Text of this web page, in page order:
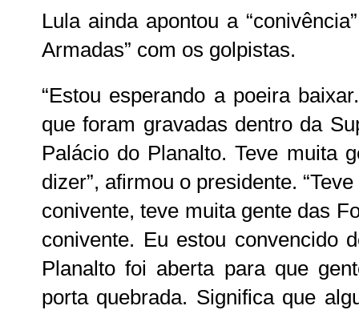
Lula ainda apontou a
Armadas” com os golpistas.
“Estou esperando a poeira
que foram gravadas dentro da
Palácio do Planalto. Teve muita
dizer”, afirmou o presidente.
conivente, teve muita gente das
conivente. Eu estou convencido
Planalto foi aberta para que
porta quebrada. Significa que